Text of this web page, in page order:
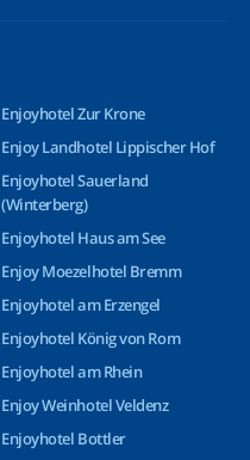
Enjoyhotel Zur Krone
Enjoy Landhotel Lippischer Hof
Enjoyhotel Sauerland
(Winterberg)
Enjoyhotel Haus am See
Enjoy Moezelhotel Bremm
Enjoyhotel am Erzengel
Enjoyhotel König von Rom
Enjoyhotel am Rhein
Enjoy Weinhotel Veldenz
Enjoyhotel Bottler